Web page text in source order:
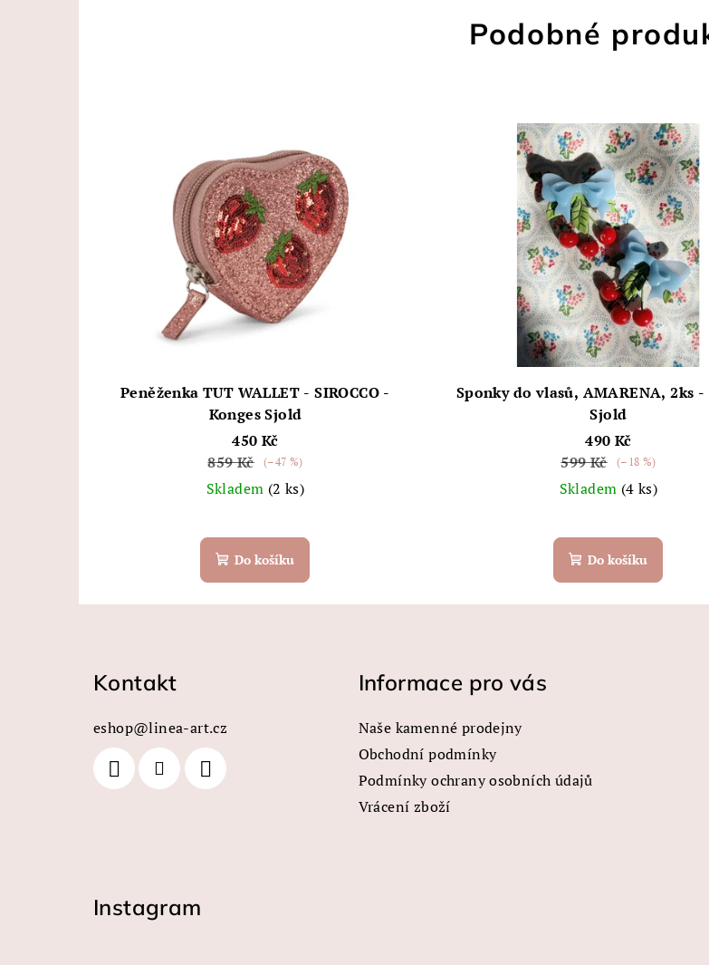
Podobné
Peněženka TUT WALLET - SIROCCO -
Konges Sjold
450 Kč
859 Kč
(–47 %)
Skladem (2 ks)
Do košíku
Sponky do vlasů, AMARENA, 2ks -
Sjold
490 Kč
599 Kč
(–18 %)
Skladem (4 ks)
Do košíku
Kontakt
eshop@linea-art.cz
Informace pro vás
Naše kamenné prodejny
Obchodní podmínky
Podmínky ochrany osobních údajů
Vrácení zboží
Instagram